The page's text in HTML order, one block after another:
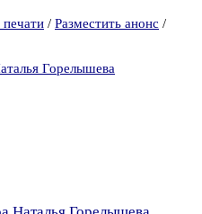
/ Разместить анонс /
Горелышева